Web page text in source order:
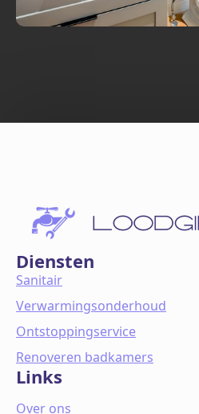
Diensten
Sanitair
Verwarmingsonderhoud
Ontstoppingservice
Renoveren badkamers
Links
Over ons